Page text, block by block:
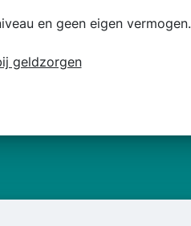
en geen eigen vermogen.
geldzorgen